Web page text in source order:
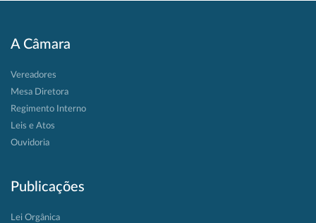
A Câmara
Vereadores
Mesa Diretora
Regimento Interno
Leis e Atos
Ouvidoria
Publicações
Lei Orgânica